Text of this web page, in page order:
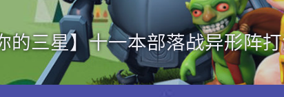
的三星】十一本部落战异形阵